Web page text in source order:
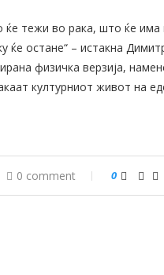
тежи во рака, што ќе
остане“ – истакна
физичка верзија,
културниот живот на
0 comment 0